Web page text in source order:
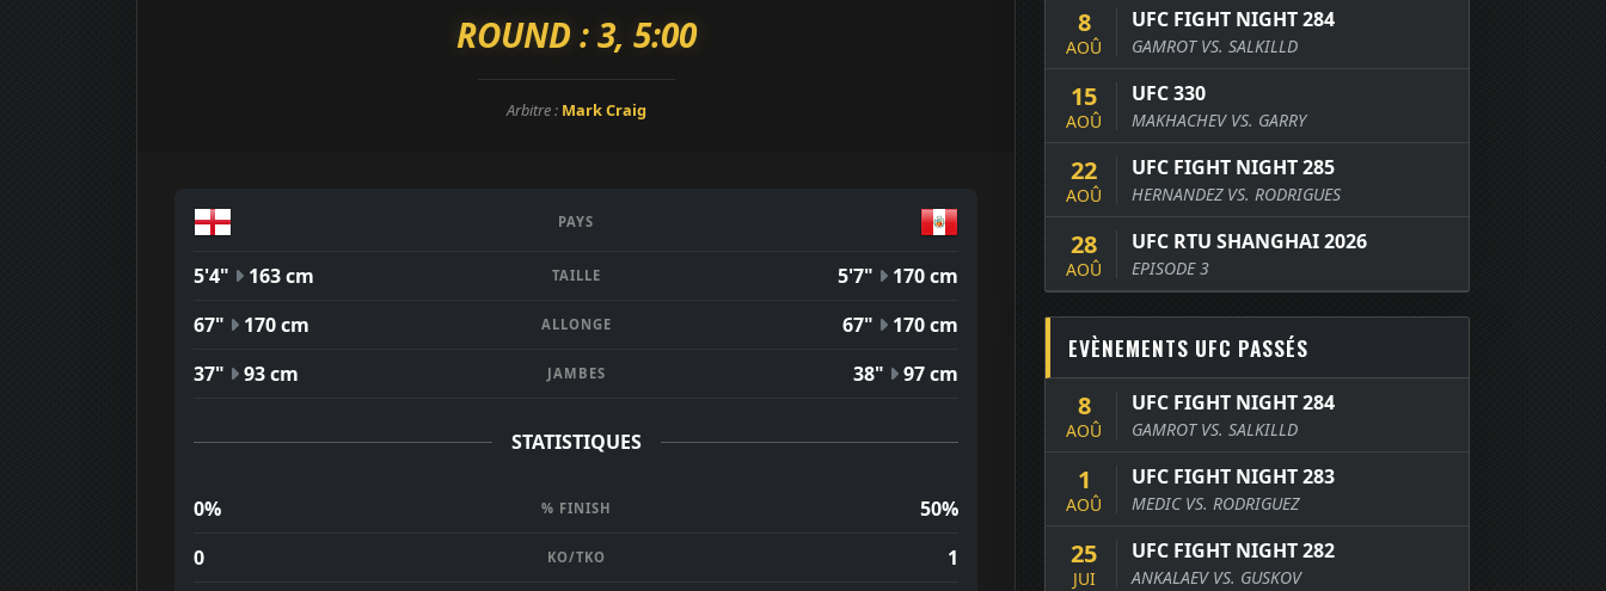
ROUND : 3, 5:00
Arbitre : Mark Craig
PAYS
5'4" 163 cm TAILLE 5'7"
170 cm
67"
170 cm ALLONGE 67"
170 cm
37"
93 cm JAMBES 38" 97 cm
STATISTIQUES
0% % FINISH
50%
0
KO/TKO
1
8
AOÛ
UFC FIGHT NIGHT 284
GAMROT VS. SALKILLD
15
AOÛ
UFC 330
MAKHACHEV VS. GARRY
22
AOÛ
UFC FIGHT NIGHT 285
HERNANDEZ VS. RODRIGUES
28
AOÛ
UFC RTU SHANGHAI 2026
EPISODE 3
EVÈNEMENTS UFC PASSÉS
8
AOÛ
UFC FIGHT NIGHT 284
GAMROT VS. SALKILLD
1
AOÛ
UFC FIGHT NIGHT 283
MEDIC VS. RODRIGUEZ
25
JUI
UFC FIGHT NIGHT 282
ANKALAEV VS. GUSKOV